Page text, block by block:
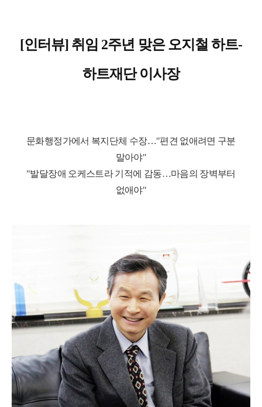
[인터뷰] 취임 2주년 맞은 오지철 하트-
하트재단 이사장
문화행정가에서 복지단체 수장…"편견 없애려면 구분
말아야"
"발달장애 오케스트라 기적에 감동…마음의 장벽부터
없애야"